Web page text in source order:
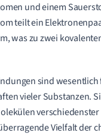
und einem
teilt ein
was zu zwei
sind
vieler Substanzen.
Vielfalt der